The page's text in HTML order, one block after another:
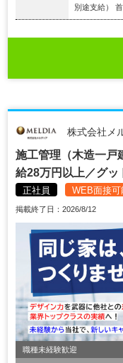
別途支給）
株式会社メ
施工管理（木造一戸
給28万円以上／グ
正社員 WEB面接可
掲載終了日：2026/8/12
職種未経験歓迎